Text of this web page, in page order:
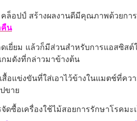
ล็อปป์ สร้างผลงานดีมีคุณภาพด้วยกา
คืน
ดเยี่ยม แล้วก็มีส่วนสำหรับการแอสซิส
กมดังที่กล่าวมาข้างต้น
อแข่งขันที่ใส่เอาไว้ข้างในแมตช์ที่คว
ขาย
ดซื้อเครื่องใช้ไม้สอยการรักษาโรคม